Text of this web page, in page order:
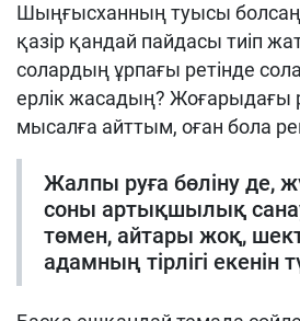
Шыңғысxанның туысы
қазір қандай пайдасы тиіп
солардың ұрпағы ретінде
ерлік жасадың? Жоғарыдағы
мысалға айттым, оған бола
Жалпы руға бөліну де,
соны артықшылық
төмен, айтары жоқ,
адамның тірлігі екенін